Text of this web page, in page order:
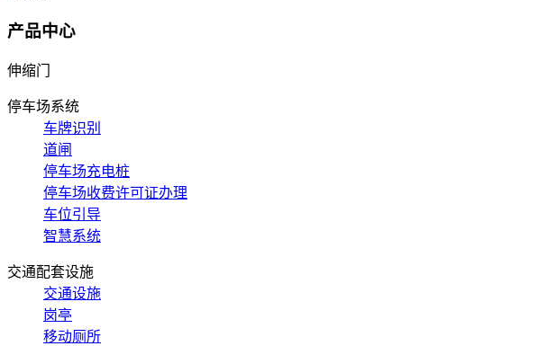
产品中心
伸缩门
停车场系统
车牌识别
道闸
停车场充电桩
停车场收费许可证办理
车位引导
智慧系统
交通配套设施
交通设施
岗亭
移动厕所